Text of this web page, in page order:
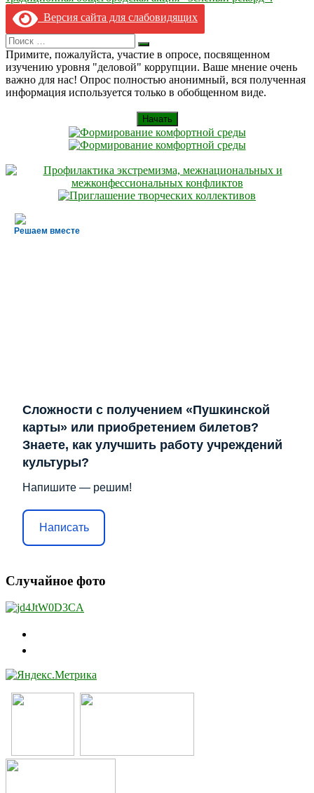
Версия сайта для слабовидящих
Search
for:
Искать
Примите, пожалуйста, участие в опросе, посвященном
изучению уровня "деловой" коррупции. Ваше мнение очень
важно для нас! Опрос полностью анонимный, вся полученная
информация используется только в обобщенном виде.
Начать
Решаем вместе
Сложности с получением «Пушкинской
карты» или приобретением билетов?
Знаете, как улучшить работу учреждений
культуры?
Напишите — решим!
Написать
Случайное фото